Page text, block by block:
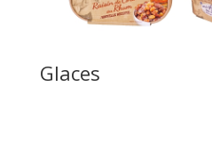
Glaces